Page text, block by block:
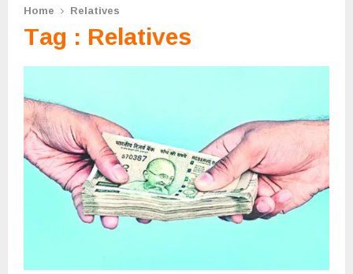
Home Relatives
Tag : Relatives